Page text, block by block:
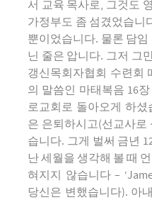
서 교육 목사로, 그것도
가정부도 좀 섬겼었습니
뿐이었습니다. 물론 담
닌 줄은 압니다. 그저 그
갱신목회자협회 수련회
의 말씀인 마태복음 16
로교회로 돌아오게 하
은 은퇴하시고(선교사로
습니다. 그게 벌써 금년
난 세월을 생각해 볼 때
혀지지 않습니다 –
당신은 변했습니다). 아